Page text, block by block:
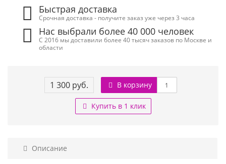
Быстрая доставка
Срочная доставка - получите заказ уже через 3 часа
Нас выбрали более 40 000 человек
С 2016 мы доставили более 40 тысяч заказов по Москве и
области
1 300 руб. В корзину
Купить в 1 клик
Описание